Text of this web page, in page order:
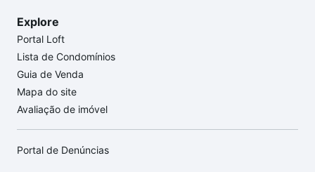
Explore
Portal Loft
Lista de Condomínios
Guia de Venda
Mapa do site
Avaliação de imóvel
Portal de Denúncias